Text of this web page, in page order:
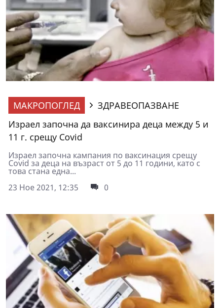
МАКРОПОГЛЕД
ЗДРАВЕОПАЗВАНЕ
Израел започна да ваксинира деца между 5 и
11 г. срещу Covid
Израел започна кампания по ваксинация срещу
Covid за деца на възраст от 5 до 11 години, като с
това стана една...
23 Ное 2021, 12:35
0